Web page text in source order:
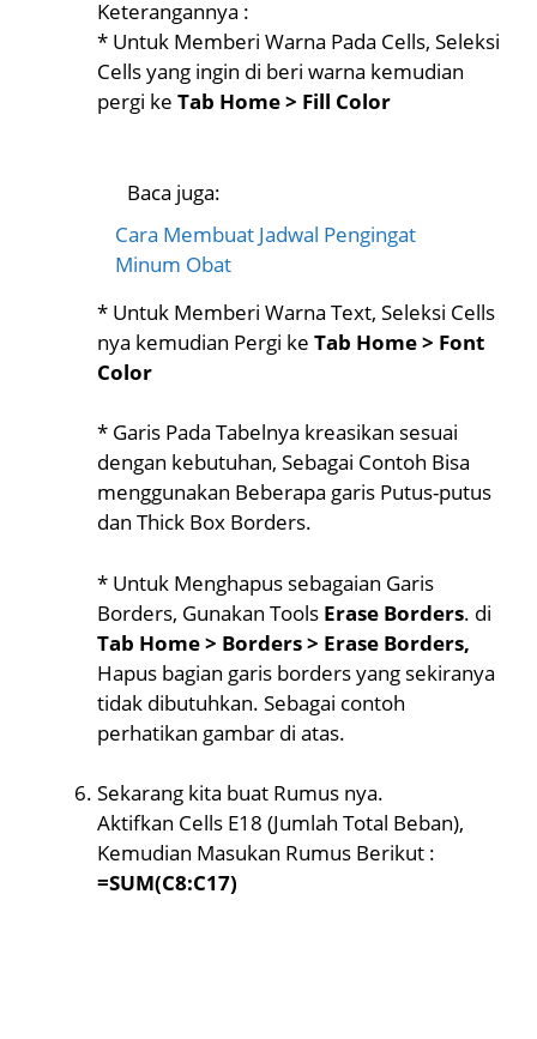
Keterangannya :
* Untuk Memberi Warna Pada Cells, Seleksi
Cells yang ingin di beri warna kemudian
pergi ke Tab Home > Fill Color
Baca juga:
Cara Membuat Jadwal Pengingat
Minum Obat
* Untuk Memberi Warna Text, Seleksi Cells
nya kemudian Pergi ke Tab Home > Font
Color
* Garis Pada Tabelnya kreasikan sesuai
dengan kebutuhan, Sebagai Contoh Bisa
menggunakan Beberapa garis Putus-putus
dan Thick Box Borders.
* Untuk Menghapus sebagaian Garis
Borders, Gunakan Tools Erase Borders. di
Tab Home > Borders > Erase Borders,
Hapus bagian garis borders yang sekiranya
tidak dibutuhkan. Sebagai contoh
perhatikan gambar di atas.
Sekarang kita buat Rumus nya.
Aktifkan Cells E18 (Jumlah Total Beban),
Kemudian Masukan Rumus Berikut :
=SUM(C8:C17)